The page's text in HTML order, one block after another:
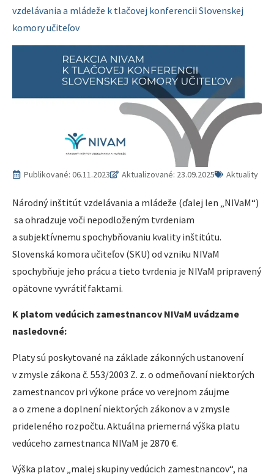
vzdelávania a mládeže k tlačovej konferencii Slovenskej
komory učiteľov
Publikované: 06.11.2023 Aktualizované: 23.09.2025 Aktuality
Národný inštitút vzdelávania a mládeže (ďalej len „NIVaM“)
sa ohradzuje voči nepodloženým tvrdeniam
a subjektívnemu spochybňovaniu kvality inštitútu.
Slovenská komora učiteľov (SKU) od vzniku NIVaM
spochybňuje jeho prácu a tieto tvrdenia je NIVaM pripravený
opätovne vyvrátiť faktami.
K platom vedúcich zamestnancov NIVaM uvádzame
nasledovné:
Platy sú poskytované na základe zákonných ustanovení
v zmysle zákona č. 553/2003 Z. z. o odmeňovaní niektorých
zamestnancov pri výkone práce vo verejnom záujme
a o zmene a doplnení niektorých zákonov a v zmysle
prideleného rozpočtu. Aktuálna priemerná výška platu
vedúceho zamestnanca NIVaM je 2870 €.
Výška platov „malej skupiny vedúcich zamestnancov“, na